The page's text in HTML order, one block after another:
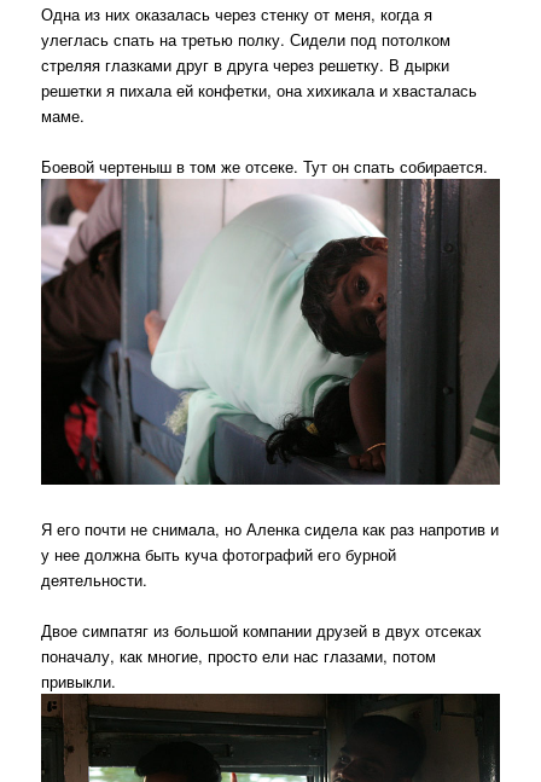
Одна из них оказалась через стенку от меня, когда я
улеглась спать на третью полку. Сидели под потолком
стреляя глазками друг в друга через решетку. В дырки
решетки я пихала ей конфетки, она хихикала и хвасталась
маме.
Боевой чертеныш в том же отсеке. Тут он спать собирается.
Я его почти не снимала, но Аленка сидела как раз напротив и
у нее должна быть куча фотографий его бурной
деятельности.
Двое симпатяг из большой компании друзей в двух отсеках
поначалу, как многие, просто ели нас глазами, потом
привыкли.